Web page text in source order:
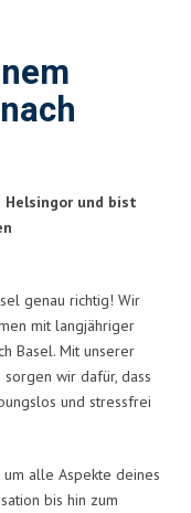
Helsingor und bist
genau richtig! Wir
mit langjähriger
Basel. Mit unserer
wir dafür, dass
und stressfrei
alle Aspekte deines
bis hin zum